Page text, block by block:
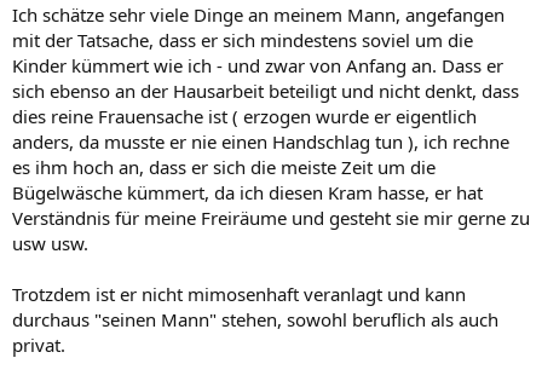
Ich schätze sehr viele Dinge an meinem Mann, angefangen
mit der Tatsache, dass er sich mindestens soviel um die
Kinder kümmert wie ich - und zwar von Anfang an. Dass er
sich ebenso an der Hausarbeit beteiligt und nicht denkt, dass
dies reine Frauensache ist ( erzogen wurde er eigentlich
anders, da musste er nie einen Handschlag tun ), ich rechne
es ihm hoch an, dass er sich die meiste Zeit um die
Bügelwäsche kümmert, da ich diesen Kram hasse, er hat
Verständnis für meine Freiräume und gesteht sie mir gerne zu
usw usw.
Trotzdem ist er nicht mimosenhaft veranlagt und kann
durchaus "seinen Mann" stehen, sowohl beruflich als auch
privat.